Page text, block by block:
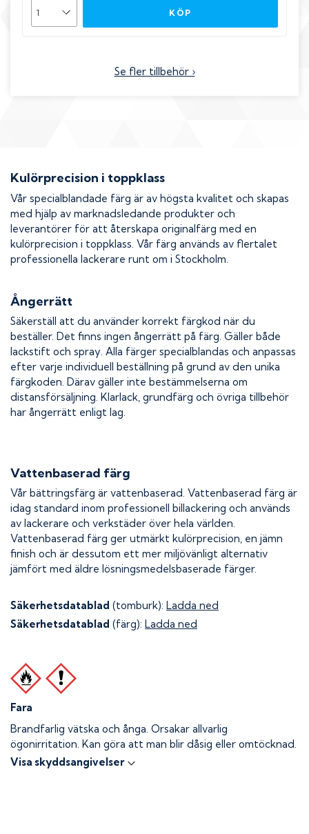
KÖP
Se fler tillbehör ›
Kulörprecision i toppklass
Vår specialblandade färg är av högsta kvalitet och skapas
med hjälp av marknadsledande produkter och
leverantörer för att återskapa originalfärg med en
kulörprecision i toppklass. Vår färg används av flertalet
professionella lackerare runt om i Stockholm.
Ångerrätt
Säkerställ att du använder korrekt färgkod när du
beställer. Det finns ingen ångerrätt på färg. Gäller både
lackstift och spray. Alla färger specialblandas och anpassas
efter varje individuell beställning på grund av den unika
färgkoden. Därav gäller inte bestämmelserna om
distansförsäljning. Klarlack, grundfärg och övriga tillbehör
har ångerrätt enligt lag.
Vattenbaserad färg
Vår bättringsfärg är vattenbaserad. Vattenbaserad färg är
idag standard inom professionell billackering och används
av lackerare och verkstäder över hela världen.
Vattenbaserad färg ger utmärkt kulörprecision, en jämn
finish och är dessutom ett mer miljövänligt alternativ
jämfört med äldre lösningsmedelsbaserade färger.
Säkerhetsdatablad (tomburk): Ladda ned
Säkerhetsdatablad (färg): Ladda ned
Fara
Brandfarlig vätska och ånga. Orsakar allvarlig
ögonirritation. Kan göra att man blir dåsig eller omtöcknad.
Visa skyddsangivelser